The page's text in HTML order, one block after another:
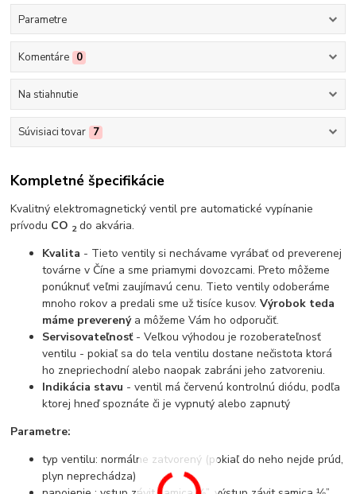
Parametre
Komentáre 0
Na stiahnutie
Súvisiaci tovar 7
Kompletné špecifikácie
Kvalitný elektromagnetický ventil pre automatické vypínanie
prívodu CO 2 do akvária.
Kvalita - Tieto ventily si nechávame vyrábať od preverenej
továrne v Číne a sme priamymi dovozcami. Preto môžeme
ponúknuť veľmi zaujímavú cenu. Tieto ventily odoberáme
mnoho rokov a predali sme už tisíce kusov.Výrobok teda
máme preverenýa môžeme Vám ho odporučiť.
Servisovateľnosť- Veľkou výhodou je rozoberateľnosť
ventilu - pokiaľ sa do tela ventilu dostane nečistota ktorá
ho znepriechodní alebo naopak zabráni jeho zatvoreniu.
Indikácia stavu - ventil má červenú kontrolnú diódu, podľa
ktorej hneď spoznáte či je vypnutý alebo zapnutý
Parametre:
typ ventilu: normálne zatvorený (pokiaľ do neho nejde prúd,
plyn neprechádza)